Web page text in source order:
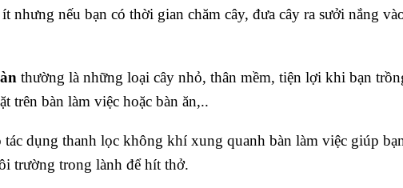
nhưng nếu bạn có thời gian chăm cây, đưa cây ra sưởi nắng
thường là những loại cây nhỏ, thân mềm, tiện lợi khi bạn
trên bàn làm việc hoặc bàn ăn,..
tác dụng thanh lọc không khí xung quanh bàn làm việc giúp
trường trong lành để hít thở.